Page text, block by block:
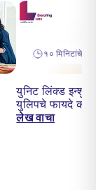
१० मिनिटांचे
युनिट लिंक्ड
युलिपचे फायदे
लेख वाचा